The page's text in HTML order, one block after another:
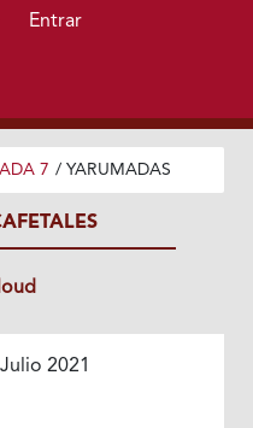
Entrar
7 / YARUMADAS
2021